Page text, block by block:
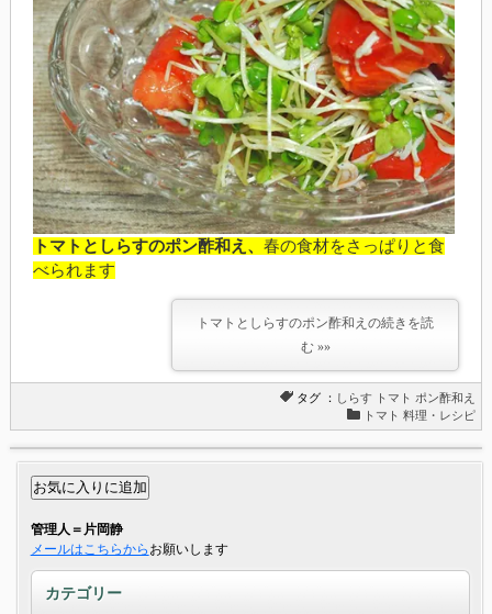
トマトとしらすのポン酢和え、 春の食材をさっぱりと食
べられます
トマトとしらすのポン酢和えの続きを読
む »»
タグ ： しらす トマト ポン酢和え
トマト 料理・レシピ
管理人＝片岡静
メールはこちらから お願いします
カテゴリー